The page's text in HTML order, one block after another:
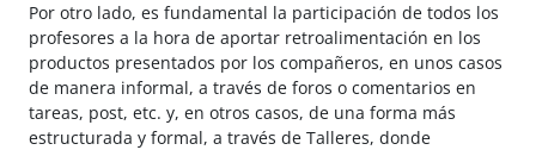
Por otro lado, es fundamental la participación de todos los
profesores a la hora de aportar retroalimentación en los
productos presentados por los compañeros, en unos casos
de manera informal, a través de foros o comentarios en
tareas, post, etc. y, en otros casos, de una forma más
estructurada y formal, a través de Talleres, donde